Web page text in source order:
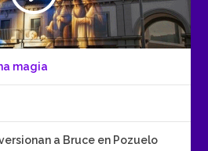
magia
a Bruce en Pozuelo